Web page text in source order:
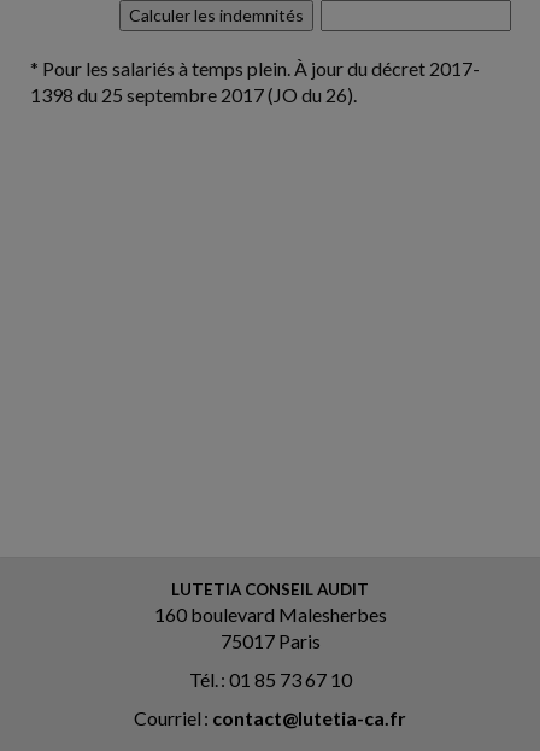
* Pour les salariés à temps plein. À jour du décret 2017-
1398 du 25 septembre 2017 (JO du 26).
LUTETIA CONSEIL AUDIT
160 boulevard Malesherbes
75017 Paris
Tél. : 01 85 73 67 10
Courriel : contact@lutetia-ca.fr